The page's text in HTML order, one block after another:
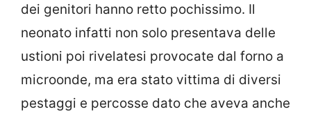
dei genitori hanno retto pochissimo. Il
neonato infatti non solo presentava delle
ustioni poi rivelatesi provocate dal forno a
microonde, ma era stato vittima di diversi
pestaggi e percosse dato che aveva anche